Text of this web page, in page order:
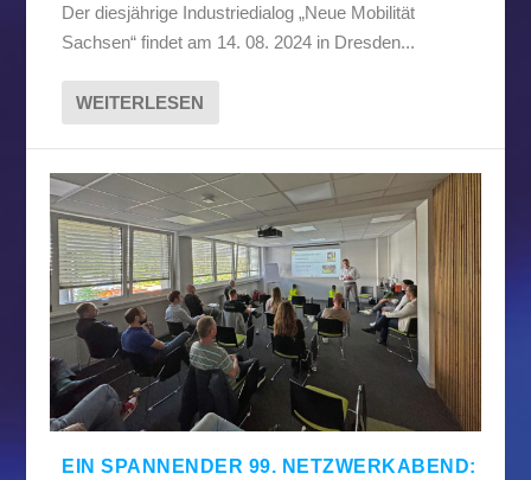
Der diesjährige Industriedialog „Neue Mobilität
Sachsen“ findet am 14. 08. 2024 in Dresden...
WEITERLESEN
EIN SPANNENDER 99. NETZWERKABEND: